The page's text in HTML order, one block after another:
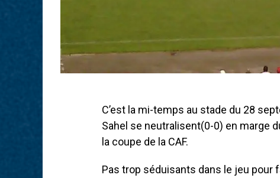
C’est la mi-temps au stade du 28
Sahel se neutralisent(0-0) en marge
la coupe de la CAF.
Pas trop séduisants dans le jeu pour